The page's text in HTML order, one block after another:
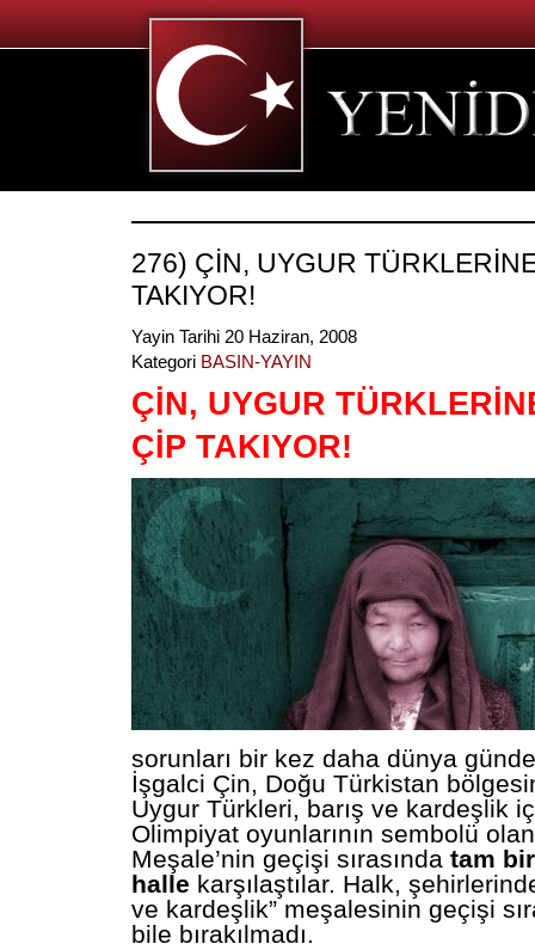
276) ÇİN, UYGUR
TAKIYOR!
Yayin Tarihi 20 Haziran, 2008
Kategori BASIN-YAYIN
ÇİN, UYGUR
ÇİP TAKIYOR!
sorunları bir kez daha dünya
İşgalci Çin, Doğu Türkistan
Uygur Türkleri, barış ve kardeşlik
Olimpiyat oyunlarının sembolü olan
Meşale’nin geçişi sırasında tam
halle karşılaştılar. Halk,
ve kardeşlik” meşalesinin geçişi
bile bırakılmadı.